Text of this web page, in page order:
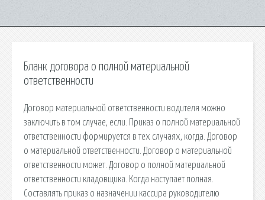
Бланк договора о полной материальной
ответственности
Договор материальной ответственности водителя можно
заключить в том случае, если. Приказ о полной материальной
ответственности формируется в тех случаях, когда. Договор
о материальной ответственности. Договор о материальной
ответственности может. Договор о полной материальной
ответственности кладовщика. Когда наступает полная.
Составлять приказ о назначении кассира руководителю